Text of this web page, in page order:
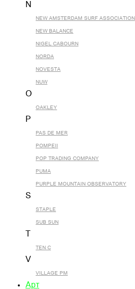
N
NEW AMSTERDAM SURF ASSOCIATION
NEW BALANCE
NIGEL CABOURN
NORDA
NOVESTA
NUW
O
OAKLEY
P
PAS DE MER
POMPEII
POP TRADING COMPANY
PUMA
PURPLE MOUNTAIN OBSERVATORY
S
STAPLE
SUB SUN
TEN C
V
VILLAGE PM
Арт